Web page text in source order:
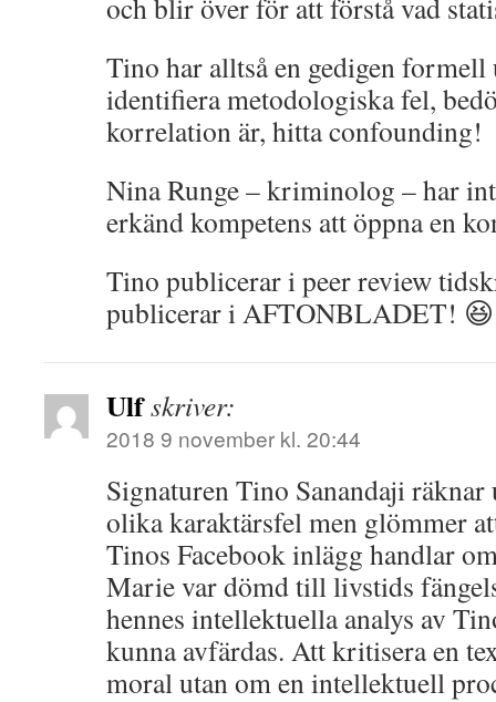
och blir över för att förstå vad
Tino har alltså en gedigen
identifiera metodologiska fel,
korrelation är, hitta confounding!
Nina Runge – kriminolog – har
erkänd kompetens att öppna en
Tino publicerar i peer review
publicerar i AFTONBLADET!
Ulfskriver:
2018 9 november kl. 20:44
Signaturen Tino Sanandaji
olika karaktärsfel men glömmer
Tinos Facebook inlägg handlar
Marie var dömd till livstids
hennes intellektuella analys av
kunna avfärdas. Att kritisera en
moral utan om en intellektuell